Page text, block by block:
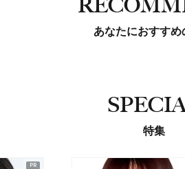
あなたにおすすめ
特集